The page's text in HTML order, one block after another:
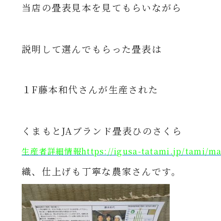
当店の畳表見本を見てもらいながら
説明して選んでもらった畳表は
１F藤本和代さんが生産された
くまもとJAブランド畳表ひのさくら
生産者詳細情報https://igusa-tatami.jp/tami/
織、仕上げも丁寧な農家さんです。